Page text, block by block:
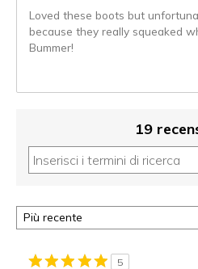
Loved these boots but
because they really squeaked
Bummer!
19
5